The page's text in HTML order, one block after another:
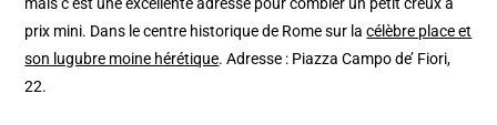
mais c’est une excellente adresse pour combler un petit creux à
prix mini. Dans le centre historique de Rome sur lacélèbre place et
son lugubre moine hérétique. Adresse : Piazza Campo de’ Fiori,
22.